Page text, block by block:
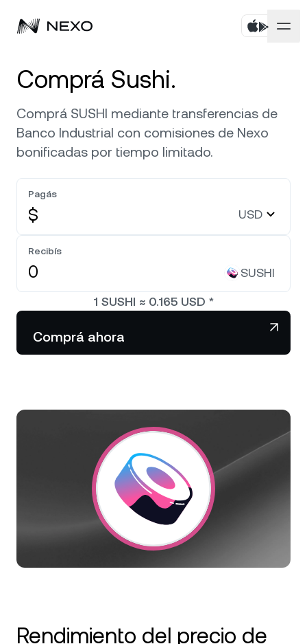
Comprá activos
Rendimiento Flexible
Nexo Card
Línea de Crédito
Zero-interest Credit
Acciones
Clientes privados
Programa de fidelización
Cuentas corporativas
Prime Brokerage
White Label
Payment Gateway
El mercado subió
Bitcoin BTC 0,17 %
0,36 %
NEXO Token NEXO 0,42 %
Tether
SOL
Empresa
Acerca de
Seguridad
Asociaciones
Centro de ayuda
Comprá Sushi.
Comprá SUSHI mediante transferencias de
Banco Industrial con comisiones de Nexo
bonificadas por tiempo limitado.
Pagás
$ USD
Recibís
SUSHI
1 SUSHI ≈ 0.165 USD *
Comprá ahora
Rendimiento del precio de